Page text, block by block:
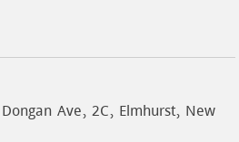
Ave, 2C, Elmhurst, New